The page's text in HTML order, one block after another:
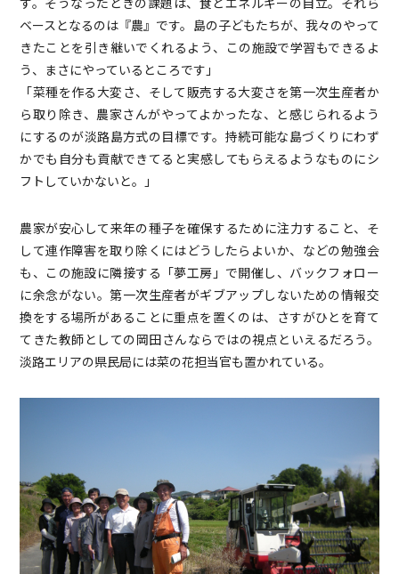
ベースとなるのは『農』です。島の子どもたちが、我々のやって
きたことを引き継いでくれるよう、この施設で学習もできるよ
う、まさにやっているところです」
「菜種を作る大変さ、そして販売する大変さを第一次生産者か
ら取り除き、農家さんがやってよかったな、と感じられるよう
にするのが淡路島方式の目標です。持続可能な島づくりにわず
かでも自分も貢献できてると実感してもらえるようなものにシ
フトしていかないと。」
農家が安心して来年の種子を確保するために注力すること、そ
して連作障害を取り除くにはどうしたらよいか、などの勉強会
も、この施設に隣接する「夢工房」で開催し、バックフォロー
に余念がない。第一次生産者がギブアップしないための情報交
換をする場所があることに重点を置くのは、さすがひとを育て
てきた教師としての岡田さんならではの視点といえるだろう。
淡路エリアの県民局には菜の花担当官も置かれている。